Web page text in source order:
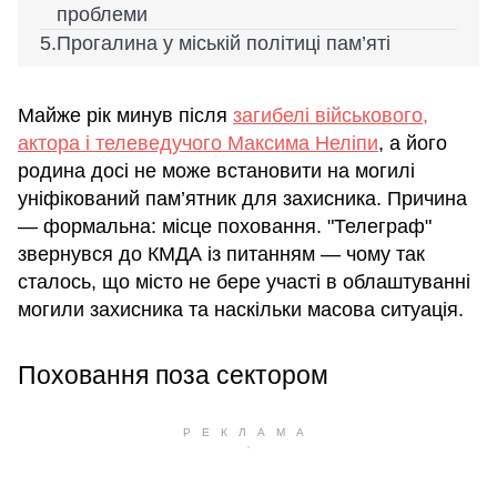
проблеми
Прогалина у міській політиці пам’яті
Майже рік минув після загибелі військового,
актора і телеведучого Максима Неліпи, а його
родина досі не може встановити на могилі
уніфікований пам’ятник для захисника. Причина
— формальна: місце поховання. "Телеграф"
звернувся до КМДА із питанням — чому так
сталось, що місто не бере участі в облаштуванні
могили захисника та наскільки масова ситуація.
Поховання поза сектором